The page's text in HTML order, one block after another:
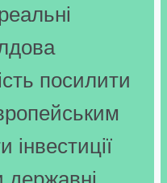
посилити